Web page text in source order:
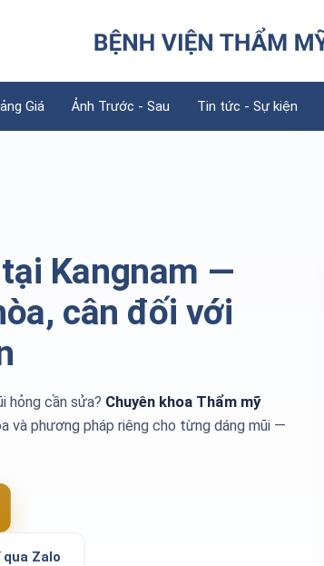
Giá Ảnh Trước - Sau Tin tức - Sự kiện
Kangnam —
cân đối với
hỏng cần sửa? Chuyên khoa Thẩm mỹ
và phương pháp riêng cho từng dáng mũi —
qua Zalo